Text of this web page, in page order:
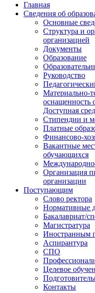
Главная
Сведения об
Основные
Структура и
организацией
Документы
Образование
Руководство
Материально-
оснащенность
Доступная
Стипендии и
Платные
Финансово-
Вакантные
обучающихся
Организация
организации
Поступающим
Слово ректора
Нормативные
Бакалавриат/
Магистратура
Иностранным
Аспирантура
СПО
Целевое
Контакты